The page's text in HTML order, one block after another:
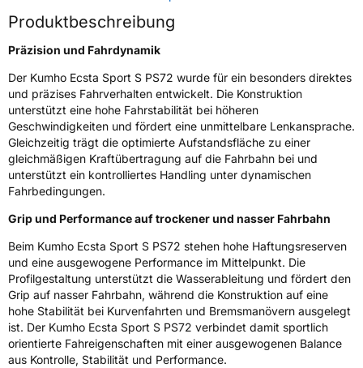
VerstärktXL
EffizienzC
NasshaftungA
Rollgeräusch (Klasse)B
Rollgeräusch (dB)72
Fahrzeugklasse
C1
3PMSF / Schneeflockensymbol / Alpine-SymbolNein
EPREL ID2166952
Allgemeine Produktsicherheit (GPSR)
Produktbeschreibung
Präzision und Fahrdynamik
Der Kumho Ecsta Sport S PS72 wurde für ein besonders direktes
und präzises Fahrverhalten entwickelt. Die Konstruktion
unterstützt eine hohe Fahrstabilität bei höheren
Geschwindigkeiten und fördert eine unmittelbare Lenkansprache.
Gleichzeitig trägt die optimierte Aufstandsfläche zu einer
gleichmäßigen Kraftübertragung auf die Fahrbahn bei und
unterstützt ein kontrolliertes Handling unter dynamischen
Fahrbedingungen.
Grip und Performance auf trockener und nasser Fahrbahn
Beim Kumho Ecsta Sport S PS72 stehen hohe Haftungsreserven
und eine ausgewogene Performance im Mittelpunkt. Die
Profilgestaltung unterstützt die Wasserableitung und fördert den
Grip auf nasser Fahrbahn, während die Konstruktion auf eine
hohe Stabilität bei Kurvenfahrten und Bremsmanövern ausgelegt
ist. Der Kumho Ecsta Sport S PS72 verbindet damit sportlich
orientierte Fahreigenschaften mit einer ausgewogenen Balance
aus Kontrolle, Stabilität und Performance.